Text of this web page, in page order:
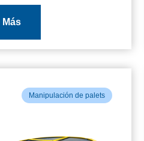
Más
Manipulación de palets